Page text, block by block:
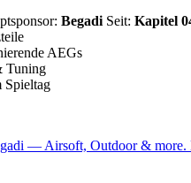
Begadi Seit: Kapitel
AEGs
Tuning
Spieltag